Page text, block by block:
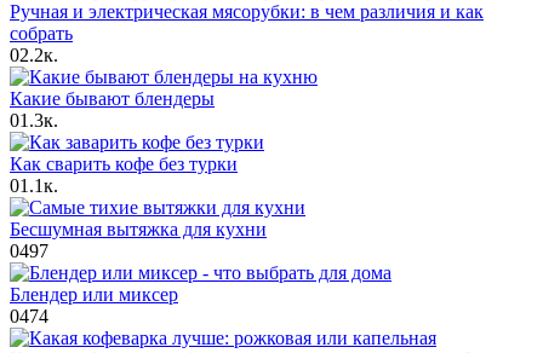
Ручная и электрическая мясорубки: в чем различия и как
собрать
02.2к.
Какие бывают блендеры
01.3к.
Как сварить кофе без турки
01.1к.
Бесшумная вытяжка для кухни
0497
Блендер или миксер
0474